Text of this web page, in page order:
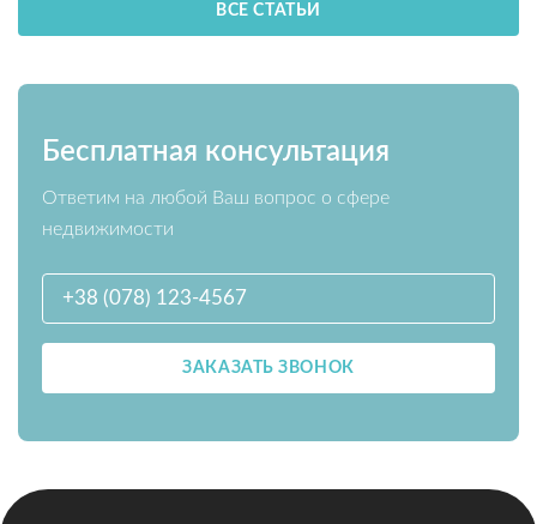
ВСЕ СТАТЬИ
Бесплатная консультация
Ответим на любой Ваш вопрос о сфере
недвижимости
ЗАКАЗАТЬ ЗВОНОК